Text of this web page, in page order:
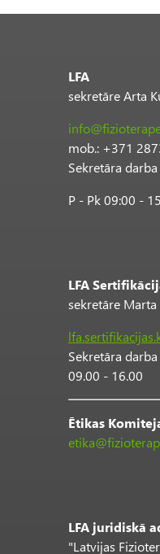
LFA
sekretāre Arta
mob.: +371
Sekretāra
P - Pk 09:00 -
LFA
sekretāre Marta
Sekretāra
09.00 - 16.00
Ētikas
LFA juridiskā
"Latvijas